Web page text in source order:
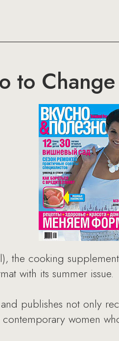
to
the cooking
with its summer issue.
publishes not only
women